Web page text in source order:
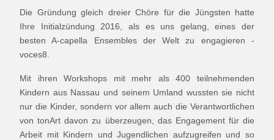
Die Gründung gleich dreier Chöre für die Jüngsten hatte
Ihre Initialzündung 2016, als es uns gelang, eines der
besten A-capella Ensembles der Welt zu engagieren -
voces8.
Mit ihren Workshops mit mehr als 400 teilnehmenden
Kindern aus Nassau und seinem Umland wussten sie nicht
nur die Kinder, sondern vor allem auch die Verantwortlichen
von tonArt davon zu überzeugen, das Engagement für die
Arbeit mit Kindern und Jugendlichen aufzugreifen und so